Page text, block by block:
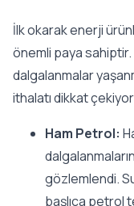
İlk okarak enerji
önemli paya sahiptir.
dalgalanmalar
ithalatı dikkat
Ham Petrol:
gözlemlendi.
başlıca petrol